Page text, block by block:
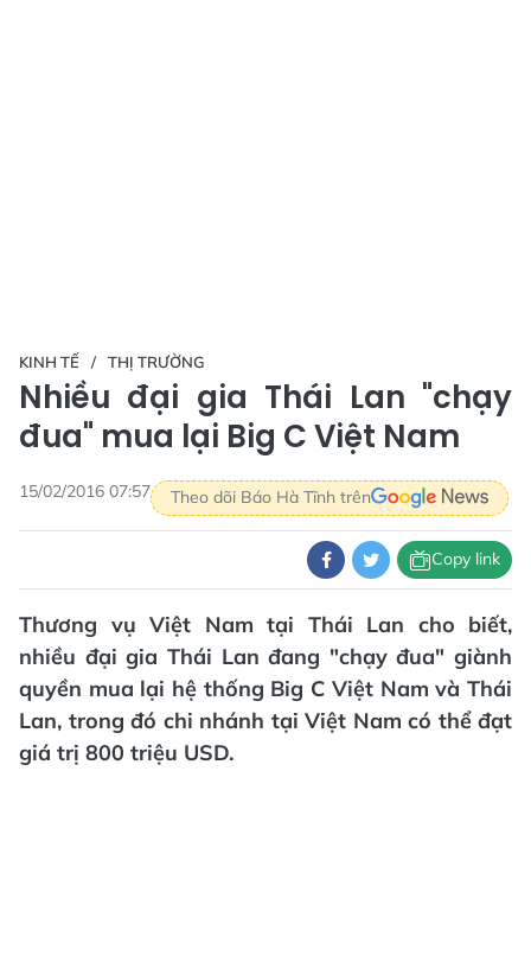
KINH TẾ THỊ TRƯỜNG
Nhiều đại gia Thái Lan "chạy
đua" mua lại Big C Việt Nam
15/02/2016 07:57 Theo dõi Báo Hà Tĩnh trên
Copy link
Thương vụ Việt Nam tại Thái Lan cho biết,
nhiều đại gia Thái Lan đang "chạy đua" giành
quyền mua lại hệ thống Big C Việt Nam và Thái
Lan, trong đó chi nhánh tại Việt Nam có thể đạt
giá trị 800 triệu USD.